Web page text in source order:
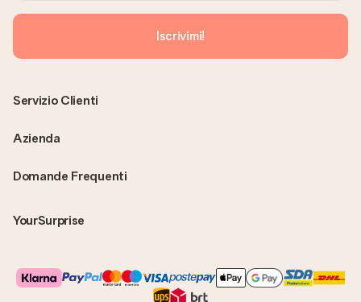
Iscrivimi!
Domande Frequenti
YourSurprise
Servizio Clienti
Azienda